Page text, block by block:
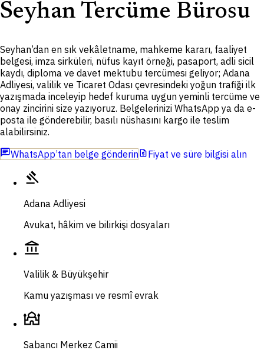
Seyhan Tercüme Bürosu
Seyhan’dan en sık vekâletname, mahkeme kararı, faaliyet
belgesi, imza sirküleri, nüfus kayıt örneği, pasaport, adli sicil
kaydı, diploma ve davet mektubu tercümesi geliyor; Adana
Adliyesi, valilik ve Ticaret Odası çevresindeki yoğun trafiği ilk
yazışmada inceleyip hedef kuruma uygun yeminli tercüme ve
onay zincirini size yazıyoruz. Belgelerinizi WhatsApp ya da e-
posta ile gönderebilir, basılı nüshasını kargo ile teslim
alabilirsiniz.
chatWhatsApp’tan belge gönderinrequest_quoteFiyat ve süre bilgisi alın
gavel
Adana Adliyesi
Avukat, hâkim ve bilirkişi dosyaları
account_balance
Valilik & Büyükşehir
Kamu yazışması ve resmî evrak
mosque
Sabancı Merkez Camii